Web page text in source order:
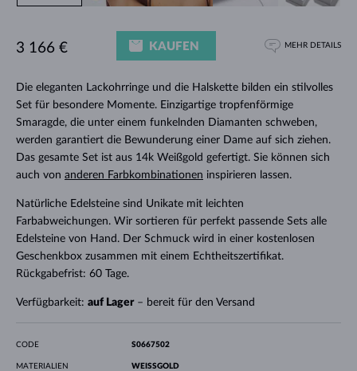
Die eleganten Lackohrringe und die Halskette bilden ein stilvolles
Set für besondere Momente. Einzigartige tropfenförmige
Smaragde, die unter einem funkelnden Diamanten schweben,
werden garantiert die Bewunderung einer Dame auf sich ziehen.
Das gesamte Set ist aus 14k Weißgold gefertigt. Sie können sich
auch von anderen Farbkombinationen inspirieren lassen.
Natürliche Edelsteine sind Unikate mit leichten
Farbabweichungen. Wir sortieren für perfekt passende Sets alle
Edelsteine von Hand. Der Schmuck wird in einer kostenlosen
Geschenkbox zusammen mit einem Echtheitszertifikat.
Rückgabefrist: 60 Tage.
Verfügbarkeit: auf Lager– bereit für den Versand
3 166 € KAUFEN MEHR DETAILS
CODE S0667502
MATERIALIEN
WEISSGOLD